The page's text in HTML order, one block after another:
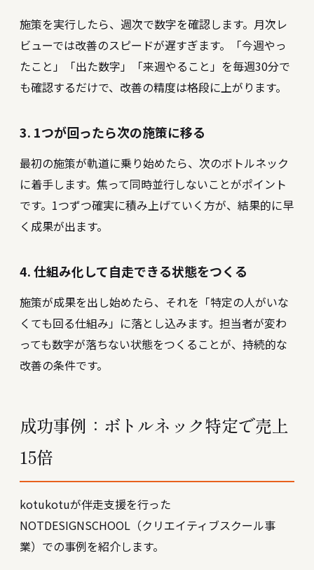
施策を実行したら、週次で数字を確認します。月次レ
ビューでは改善のスピードが遅すぎます。「今週やっ
たこと」「出た数字」「来週やること」を毎週30分で
も確認するだけで、改善の精度は格段に上がります。
3. 1つが回ったら次の施策に移る
最初の施策が軌道に乗り始めたら、次のボトルネック
に着手します。焦って同時並行しないことがポイント
です。1つずつ確実に積み上げていく方が、結果的に早
く成果が出ます。
4. 仕組み化して自走できる状態をつくる
施策が成果を出し始めたら、それを「特定の人がいな
くても回る仕組み」に落とし込みます。担当者が変わ
っても数字が落ちない状態をつくることが、持続的な
改善の条件です。
成功事例：ボトルネック特定で売上
15倍
kotukotuが伴走支援を行った
NOTDESIGNSCHOOL（クリエイティブスクール事
業）での事例を紹介します。